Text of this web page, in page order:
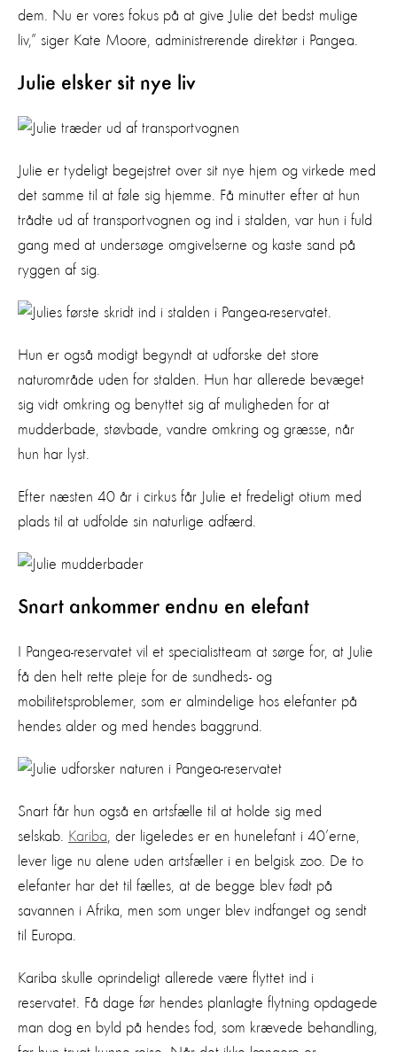
dem. Nu er vores fokus på at give Julie det bedst mulige
liv,” siger Kate Moore, administrerende direktør i Pangea.
Julie elsker sit nye liv
Julie er tydeligt begejstret over sit nye hjem og virkede med
det samme til at føle sig hjemme. Få minutter efter at hun
trådte ud af transportvognen og ind i stalden, var hun i fuld
gang med at undersøge omgivelserne og kaste sand på
ryggen af sig.
Hun er også modigt begyndt at udforske det store
naturområde uden for stalden. Hun har allerede bevæget
sig vidt omkring og benyttet sig af muligheden for at
mudderbade, støvbade, vandre omkring og græsse, når
hun har lyst.
Efter næsten 40 år i cirkus får Julie et fredeligt otium med
plads til at udfolde sin naturlige adfærd.
Snart ankommer endnu en elefant
I Pangea-reservatet vil et specialistteam at sørge for, at Julie
få den helt rette pleje for de sundheds- og
mobilitetsproblemer, som er almindelige hos elefanter på
hendes alder og med hendes baggrund.
Snart får hun også en artsfælle til at holde sig med
selskab.
Kariba , der ligeledes er en hunelefant i 40’erne,
lever lige nu alene uden artsfæller i en belgisk zoo. De to
elefanter har det til fælles, at de begge blev født på
savannen i Afrika, men som unger blev indfanget og sendt
til Europa.
Kariba skulle oprindeligt allerede være flyttet ind i
reservatet. Få dage før hendes planlagte flytning opdagede
man dog en byld på hendes fod, som krævede behandling,